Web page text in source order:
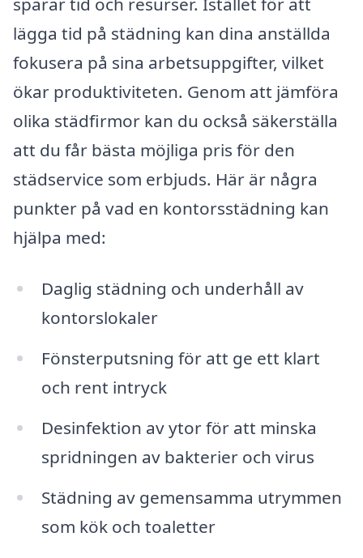
lägga tid på städning kan dina anställda
fokusera på sina arbetsuppgifter, vilket
ökar produktiviteten. Genom att jämföra
olika städfirmor kan du också säkerställa
att du får bästa möjliga pris för den
städservice som erbjuds. Här är några
punkter på vad en kontorsstädning kan
hjälpa med:
Daglig städning och underhåll av
kontorslokaler
Fönsterputsning för att ge ett klart
och rent intryck
Desinfektion av ytor för att minska
spridningen av bakterier och virus
Städning av gemensamma utrymmen
som kök och toaletter